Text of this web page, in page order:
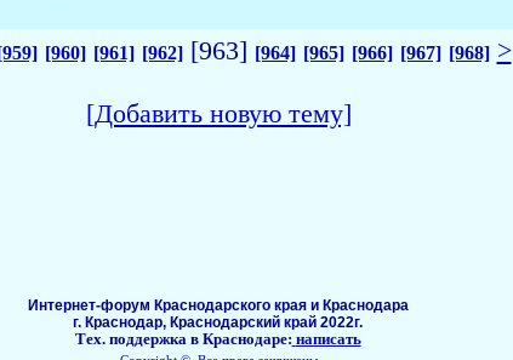
[960] [961] [962][963] [964] [965] [966] [967] [968] >
[Добавить новую тему]
Интернет-форум Краснодарского края и Краснодара
г. Краснодар, Краснодарский край 2022г.
Тех. поддержка в Краснодаре: написать